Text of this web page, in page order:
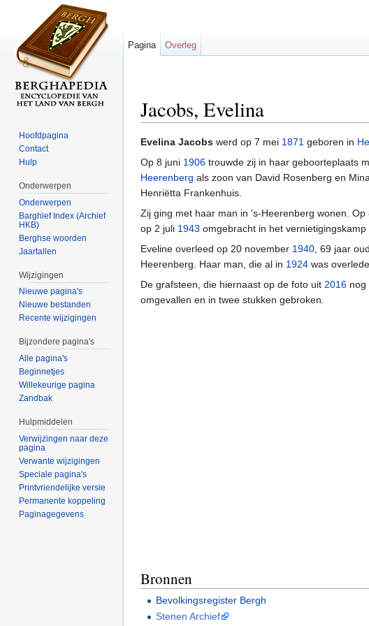
Jacobs, Evelina
Evelina Jacobs werd op 7 mei 1871 geboren in
Op 8 juni 1906 trouwde zij in haar geboorteplaats
Heerenberg als zoon van David Rosenberg en
Henriëtta Frankenhuis.
Zij ging met haar man in 's-Heerenberg wonen. Op
op 2 juli 1943 omgebracht in het vernietigingskamp
Eveline overleed op 20 november 1940, 69 jaar
Heerenberg. Haar man, die al in 1924 was
De grafsteen, die hiernaast op de foto uit 2016 nog
omgevallen en in twee stukken gebroken.
Bronnen
Bevolkingsregister Bergh
Stenen Archief
Pagina Overleg
Hoofdpagina
Contact
Hulp
Onderwerpen
Onderwerpen
Barghief Index (Archief
HKB)
Berghse woorden
Jaartallen
Wijzigingen
Nieuwe pagina's
Nieuwe bestanden
Recente wijzigingen
Bijzondere pagina's
Alle pagina's
Beginnetjes
Willekeurige pagina
Zandbak
Hulpmiddelen
Verwijzingen naar deze
pagina
Verwante wijzigingen
Speciale pagina's
Printvriendelijke versie
Permanente koppeling
Paginagegevens